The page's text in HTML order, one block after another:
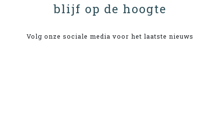
blijf op de hoogte
Volg onze sociale media voor het laatste nieuws